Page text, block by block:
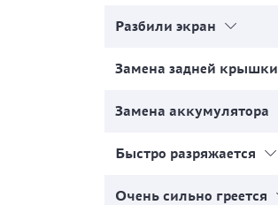
Разбили экран
Замена задней крышки
Замена аккумулятора
Быстро разряжается
Очень сильно греется